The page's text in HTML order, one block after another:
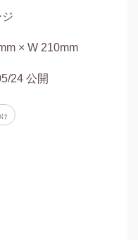
× W 210mm
24 公開
け